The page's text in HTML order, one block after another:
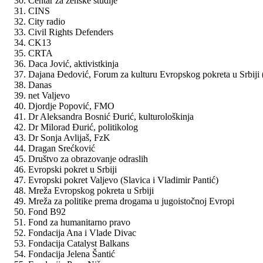
CINS
City radio
Civil Rights Defenders
CK13
CRTA
Daca Jović, aktivistkinja
Dajana Đedović, Forum za kulturu Evropskog pokreta u Srbiji
Danas
net Valjevo
Djordje Popović, FMO
Dr Aleksandra Bosnić Đurić, kulturološkinja
Dr Milorad Đurić, politikolog
Dr Sonja Avlijaš, FzK
Dragan Srećković
Društvo za obrazovanje odraslih
Evropski pokret u Srbiji
Evropski pokret Valjevo (Slavica i Vladimir Pantić)
Mreža Evropskog pokreta u Srbiji
Mreža za politike prema drogama u jugoistočnoj Evropi
Fond B92
Fond za humanitarno pravo
Fondacija Ana i Vlade Divac
Fondacija Catalyst Balkans
Fondacija Jelena Šantić